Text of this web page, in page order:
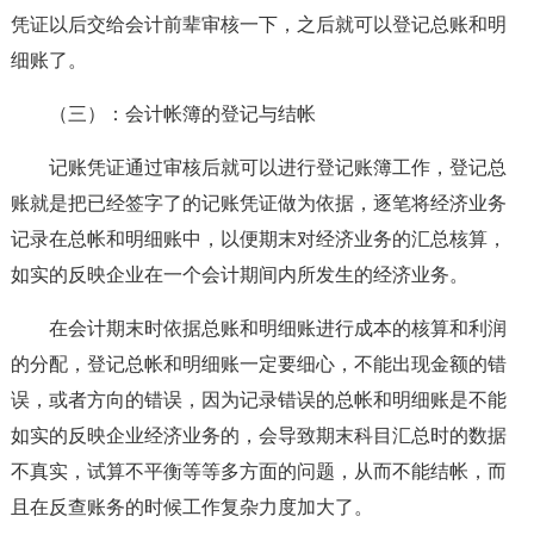
凭证以后交给会计前辈审核一下，之后就可以登记总账和明
细账了。
（三）：会计帐簿的登记与结帐
记账凭证通过审核后就可以进行登记账簿工作，登记总
账就是把已经签字了的记账凭证做为依据，逐笔将经济业务
记录在总帐和明细账中，以便期末对经济业务的汇总核算，
如实的反映企业在一个会计期间内所发生的经济业务。
在会计期末时依据总账和明细账进行成本的核算和利润
的分配，登记总帐和明细账一定要细心，不能出现金额的错
误，或者方向的错误，因为记录错误的总帐和明细账是不能
如实的反映企业经济业务的，会导致期末科目汇总时的数据
不真实，试算不平衡等等多方面的问题，从而不能结帐，而
且在反查账务的时候工作复杂力度加大了。